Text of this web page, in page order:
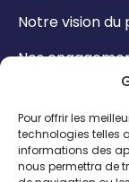
Pour offrir les
technologies telles
informations des
nous permettra de
Notre vision
Nos
Notre
Formateurs -